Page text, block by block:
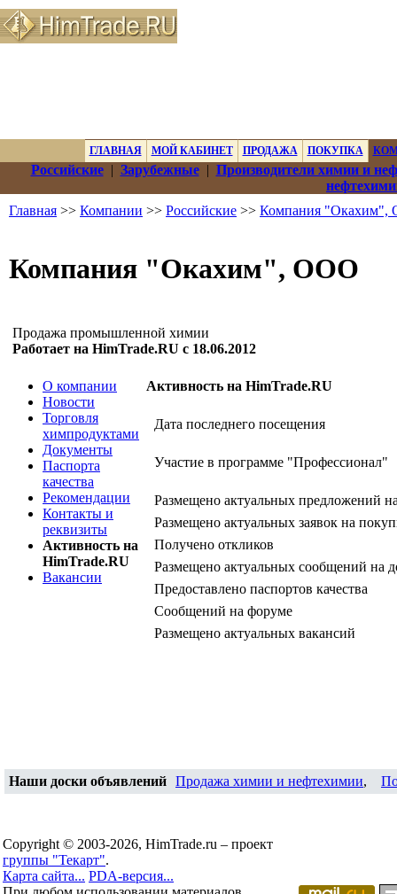
ГЛАВНАЯ МОЙ КАБИНЕТ ПРОДАЖА ПОКУПКА
Российские| Зарубежные| Производители химии и
Главная >> Компании >> Российские >> Компания
Компания "Окахим", ООО
Продажа промышленной химии
Работает на HimTrade.RU с 18.06.2012
О компании
Новости
Торговля
химпродуктами
Документы
Паспорта
качества
Рекомендации
Контакты и
реквизиты
Активность на
HimTrade.RU
Вакансии
Активность на HimTrade.RU
Дата последнего посещения
Участие в программе "Профессионал"
Размещено актуальных предложений
Размещено актуальных заявок на
Получено откликов
Размещено актуальных сообщений на
Предоставлено паспортов качества
Сообщений на форуме
Размещено актуальных вакансий
Наши доски объявлений Продажа химии и нефтехимии,
Copyright © 2003-2026, HimTrade.ru – проект
группы "Текарт".
Карта сайта... PDA-версия...